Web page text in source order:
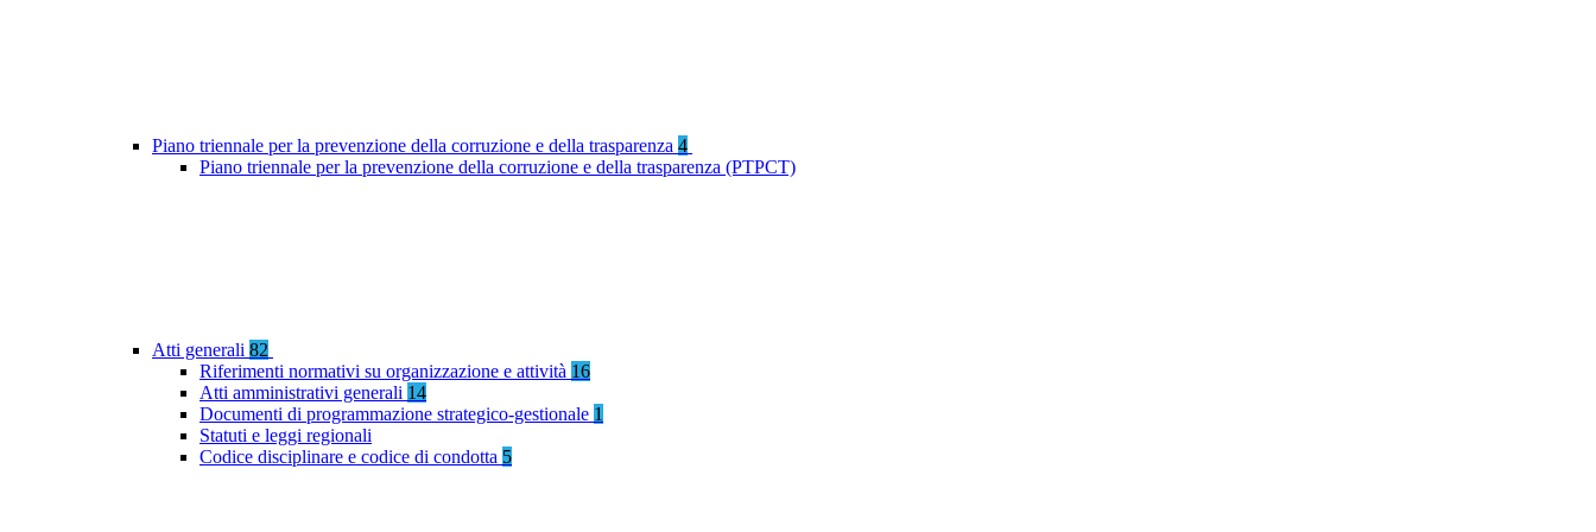
Piano triennale per la prevenzione della corruzione e della trasparenza 4
Piano triennale per la prevenzione della corruzione e della trasparenza (PTPCT)
Atti generali 82
Riferimenti normativi su organizzazione e attività 16
Atti amministrativi generali 14
Documenti di programmazione strategico-gestionale 1
Statuti e leggi regionali
Codice disciplinare e codice di condotta 5